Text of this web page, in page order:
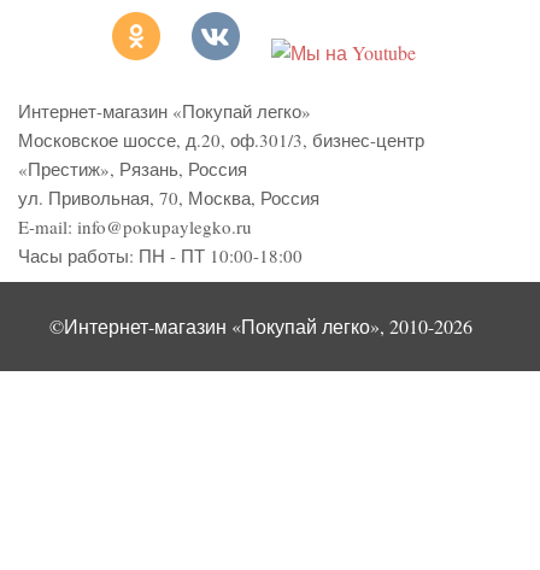
Интернет-магазин «Покупай легко»
Московское шоссе, д.20, оф.301/3, бизнес-центр
«Престиж», Рязань, Россия
ул. Привольная, 70, Москва, Россия
E-mail: info@pokupaylegko.ru
Часы работы: ПН - ПТ 10:00-18:00
©Интернет-магазин «Покупай легко», 2010-2026